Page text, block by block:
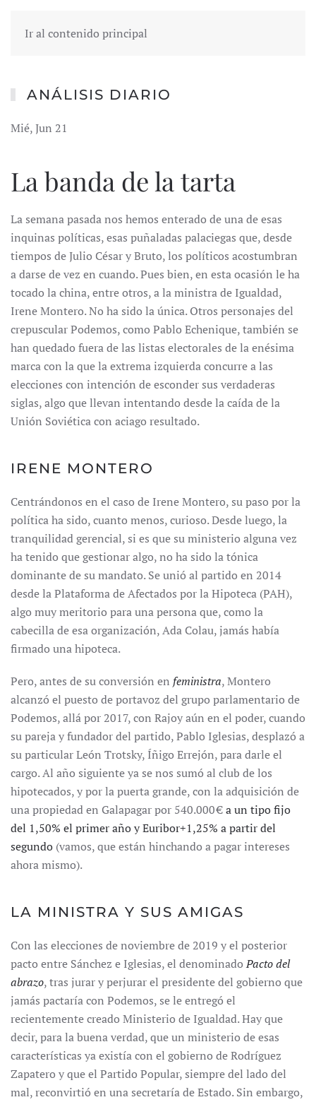
Ir al contenido principal
ANÁLISIS DIARIO
Mié, Jun 21
La banda de la tarta
La semana pasada nos hemos enterado de una de esas
inquinas políticas, esas puñaladas palaciegas que, desde
tiempos de Julio César y Bruto, los políticos acostumbran
a darse de vez en cuando. Pues bien, en esta ocasión le ha
tocado la china, entre otros, a la ministra de Igualdad,
Irene Montero. No ha sido la única. Otros personajes del
crepuscular Podemos, como Pablo Echenique, también se
han quedado fuera de las listas electorales de la enésima
marca con la que la extrema izquierda concurre a las
elecciones con intención de esconder sus verdaderas
siglas, algo que llevan intentando desde la caída de la
Unión Soviética con aciago resultado.
IRENE MONTERO
Centrándonos en el caso de Irene Montero, su paso por la
política ha sido, cuanto menos, curioso. Desde luego, la
tranquilidad gerencial, si es que su ministerio alguna vez
ha tenido que gestionar algo, no ha sido la tónica
dominante de su mandato. Se unió al partido en 2014
desde la Plataforma de Afectados por la Hipoteca (PAH),
algo muy meritorio para una persona que, como la
cabecilla de esa organización, Ada Colau, jamás había
firmado una hipoteca.
Pero, antes de su conversión en feministra, Montero
alcanzó el puesto de portavoz del grupo parlamentario de
Podemos, allá por 2017, con Rajoy aún en el poder, cuando
su pareja y fundador del partido, Pablo Iglesias, desplazó a
su particular León Trotsky, Íñigo Errejón, para darle el
cargo. Al año siguiente ya se nos sumó al club de los
hipotecados, y por la puerta grande, con la adquisición de
una propiedad en Galapagar por 540.000 €a un tipo fijo
del 1,50% el primer año y Euribor+1,25% a partir del
segundo (vamos, que están hinchando a pagar intereses
ahora mismo).
LA MINISTRA Y SUS AMIGAS
Con las elecciones de noviembre de 2019 y el posterior
pacto entre Sánchez e Iglesias, el denominadoPacto del
abrazo, tras jurar y perjurar el presidente del gobierno que
jamás pactaría con Podemos, se le entregó el
recientemente creado Ministerio de Igualdad. Hay que
decir, para la buena verdad, que un ministerio de esas
características ya existía con el gobierno de Rodríguez
Zapatero y que el Partido Popular, siempre del lado del
mal, reconvirtió en una secretaría de Estado. Sin embargo,